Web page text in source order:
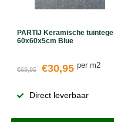
PARTIJ Keramische tuintegel
60x60x5cm Blue
€69,95 €30,95 per m2
Direct leverbaar